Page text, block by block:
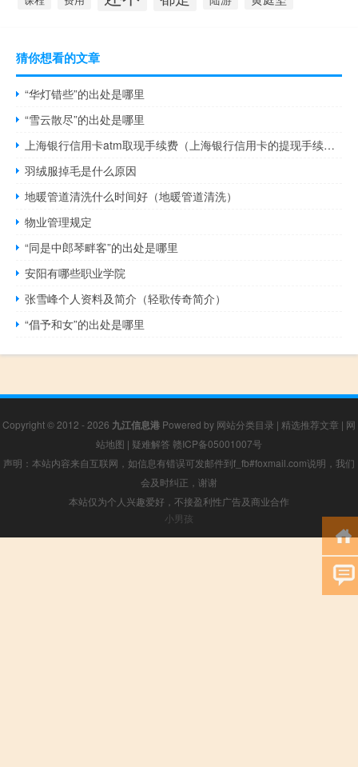
猜你想看的文章
“华灯错些”的出处是哪里
“雪云散尽”的出处是哪里
上海银行信用卡atm取现手续费（上海银行信用卡的提现手续费是多少）
羽绒服掉毛是什么原因
地暖管道清洗什么时间好（地暖管道清洗）
物业管理规定
“同是中郎琴畔客”的出处是哪里
安阳有哪些职业学院
张雪峰个人资料及简介（轻歌传奇简介）
“倡予和女”的出处是哪里
Copyright © 2012 - 2026 九江信息港 Powered by 网站分类目录 | 精选推荐文章 | 网
站地图 | 疑难解答 赣ICP备05001007号
声明：本站内容来自互联网，如信息有错误可发邮件到f_fb#foxmail.com说明，我们
会及时纠正，谢谢
本站仅为个人兴趣爱好，不接盈利性广告及商业合作
小男孩